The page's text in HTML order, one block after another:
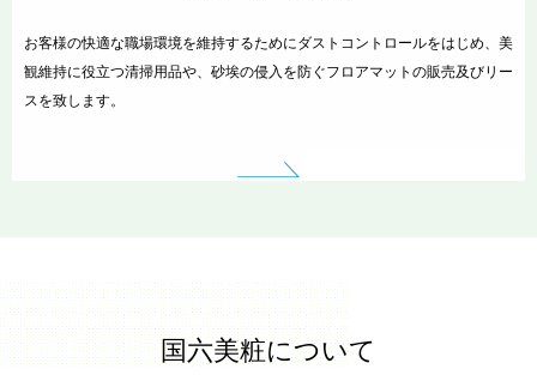
お客様の快適な職場環境を維持するためにダストコントロールをはじめ、美
観維持に役立つ清掃用品や、砂埃の侵入を防ぐフロアマットの販売及びリー
スを致します。
国六美粧について